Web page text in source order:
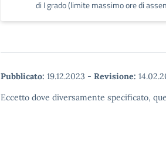
di I grado (limite massimo ore di
Pubblicato: 19.12.2023 - Revisione:
Eccetto dove diversamente specificato,